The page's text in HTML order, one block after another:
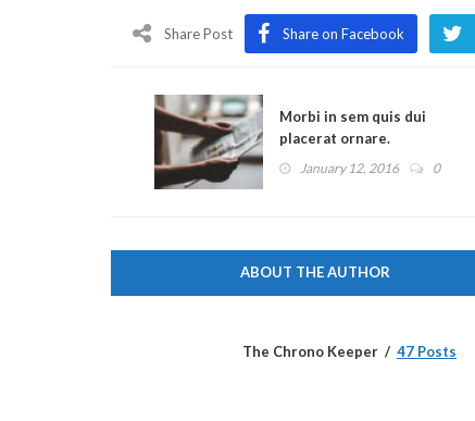
Share Post Share on Facebook
Morbi in sem quis dui
placerat ornare.
January 12, 2016 0
ABOUT THE AUTHOR
The Chrono Keeper 47 Posts